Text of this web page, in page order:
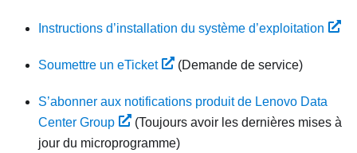
Instructions d’installation du système d’exploitation
Soumettre un eTicket (Demande de service)
S’abonner aux notifications produit de Lenovo Data
Center Group
(Toujours avoir les dernières mises à
jour du microprogramme)